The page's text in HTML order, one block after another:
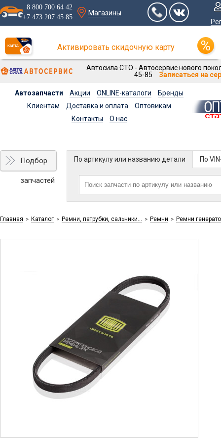
8 800 700 64 42
+7 473 207 45 85
Магазины
Активировать скидочную карту
Автосила СТО - Автосервис нового
45-85
Записаться на
Автозапчасти Акции ONLINE-каталоги
Бренды
Клиентам
Доставка и оплата
Оптовикам
Контакты
О нас
Подбор
запчастей
По артикулу или названию детали По
Главная > Каталог > Ремни, патрубки, сальники... > Ремни > Ремни